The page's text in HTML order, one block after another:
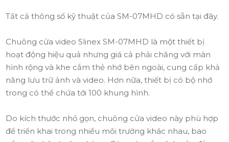
Tất cả thông số kỹ thuật của SM-07MHD có sẵn tại đây.
Chuông cửa video Slinex SM-07MHD là một thiết bị
hoạt động hiệu quả nhưng giá cả phải chăng với màn
hình rộng và khe cắm thẻ nhớ bên ngoài, cung cấp khả
năng lưu trữ ảnh và video. Hơn nữa, thiết bị có bộ nhớ
trong có thể chứa tới 100 khung hình.
Do kích thước nhỏ gọn, chuông cửa video này phù hợp
để triển khai trong nhiều môi trường khác nhau, bao